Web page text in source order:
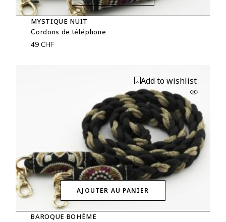
MYSTIQUE NUIT
Cordons de téléphone
49CHF
AJOUTER AU PANIER
Add to wishlist
BAROQUE BOHÈME